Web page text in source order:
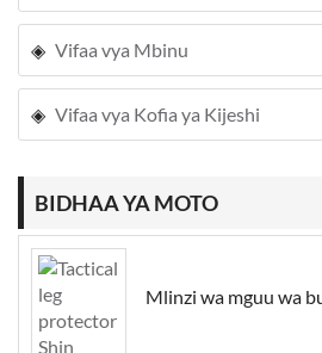
Vifaa vya Mbinu
Vifaa vya Kofia ya Kijeshi
BIDHAA YA MOTO
Mlinzi wa mguu wa